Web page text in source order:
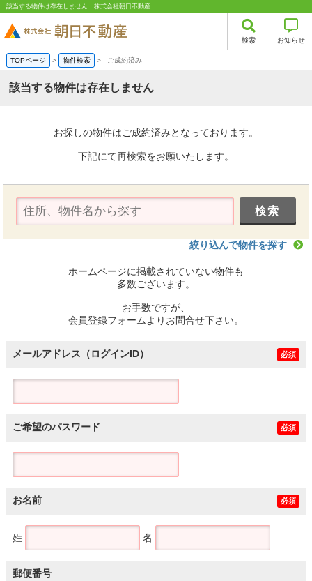
該当する物件は存在しません｜株式会社朝日不動産
検索 お知らせ
TOPページ > 物件検索 >- ご成約済み
該当する物件は存在しません
お探しの物件はご成約済みとなっております。
下記にて再検索をお願いたします。
絞り込んで物件を探す
ホームページに掲載されていない物件も
多数ございます。
お手数ですが、
会員登録フォームよりお問合せ下さい。
メールアドレス（ログインID） 必須
ご希望のパスワード 必須
お名前 必須
姓 名
郵便番号